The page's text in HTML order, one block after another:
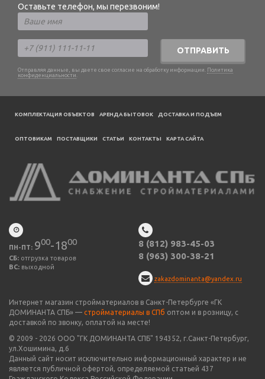
Оставьте телефон, мы перезвоним!
ОТПРАВИТЬ
Отправляя данные, вы даете свое согласие на обработку информации. Политика
конфиденциальности .
КОМПЛЕКТАЦИЯ ОБЪЕКТОВ АРЕНДА БЫТОВОК ДОСТАВКА И ПОДЪЕМ
ОПТОВИКАМ ПОСТАВЩИКИ CТАТЬИ КОНТАКТЫ КАРТА САЙТА
ПН-ПТ: 900-1800
СБ: отгрузка товаров
ВС: выходной
8 (812) 983-45-03
8 (963) 300-38-21
zakazdominanta@yandex.ru
Интернет магазин стройматериалов в Санкт-Петербурге «ГК
ДОМИНАНТА СПБ» — стройматериалы в СПб оптом и в розницу, с
доставкой по звонку, оплатой на месте!
© 2009 - 2026 ООО "ГК ДОМИНАНТА СПБ" 194352, г.Санкт-Петербург,
ул.Хошимина, д.6
Данный сайт носит исключительно информационный характер и не
является публичной офертой, определяемой статьей 437